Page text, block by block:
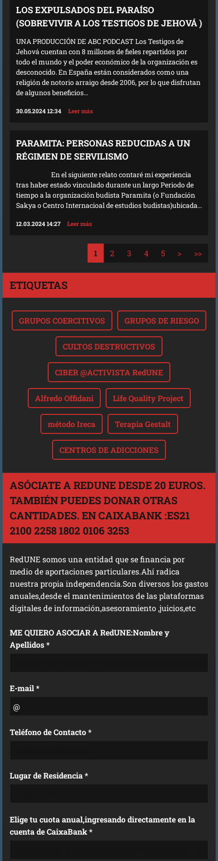
LOS EXPULSADOS DEL PARAÍSO
(SOBREVIVIR A LOS TESTIGOS DE JEHOVÁ )
UNA PRODUCCIÓN DE ABC PODCAST Los Testigos de
Jehová cuentan con 8 millones de fieles repartidos por
todo el mundo y el poder económico de la organización es
desconocido. En España están considerados como una
religión de notorio arraigo desde 2006, por lo que disfrutan
de algunos beneficios...
30.05.2024 12:34 Leer más
PARAMITA: PERSONAS REDUCIDAS A UN
RÉGIMEN DE SERVILISMO
En el siguiente relato contaré mi experiencia
tras haber estado vinculado durante un largo Periodo de
tiempo a la organización budista Paramita (o Fundación
Sakya o Centro Internacioal de estudios budistas)ubicada...
12.03.2024 14:27 Leer más
1 2 3 4 5 > >>
ETIQUETAS
GRUPOS COERCITIVOS GRUPOS DE RIESGO
CULTOS DESTRUCTIVOS
CIBER @ACTIVISTA RedUNE
Alfredo Offidani Life Quality Project
método Ireca Terapia Gestalt
CENTROS DE ADICCIONES
ASÓCIATE A REDUNE DESDE 20 EUROS.
TAMBIÉN PUEDES DONAR OTRAS
CANTIDADES. EN CAIXABANK :ES21
2100 2258 1802 0106 3253
RedUNE somos una entidad que se financia por
medio de aportaciones particulares.Ahí radica
nuestra propia independencia.Son diversos los gastos
anuales,desde el mantenimientos de las plataformas
digitales de información,asesoramiento ,juicios,etc
ME QUIERO ASOCIAR A RedUNE:Nombre y
Apellidos *
E-mail *
Teléfono de Contacto *
Lugar de Residencia *
Elige tu cuota anual,ingresando directamente en la
cuenta de CaixaBank *